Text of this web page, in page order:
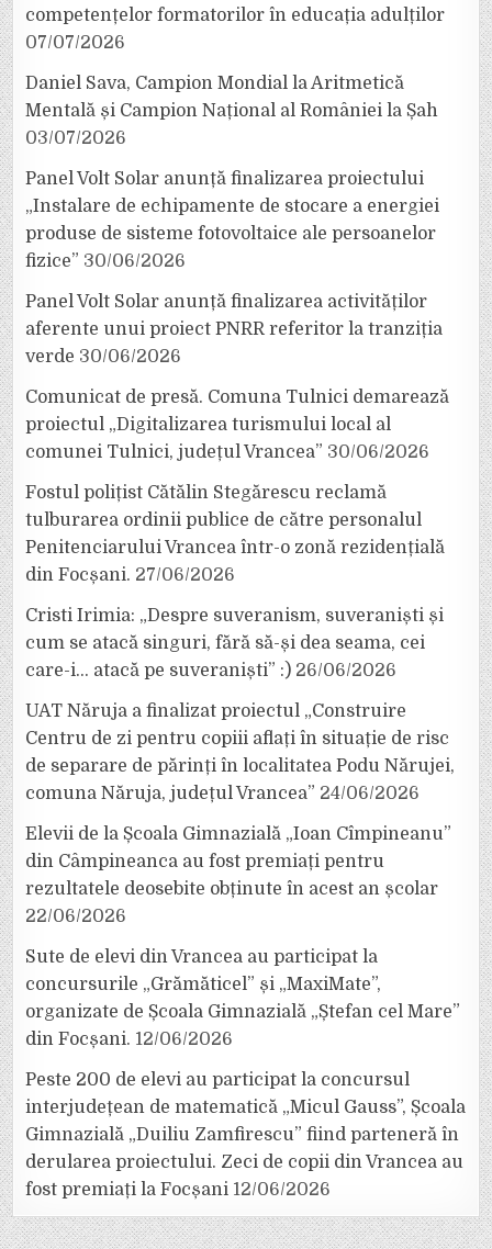
competențelor formatorilor în educația adulților
07/07/2026
Daniel Sava, Campion Mondial la Aritmetică
Mentală și Campion Național al României la Șah
03/07/2026
Panel Volt Solar anunță finalizarea proiectului
„Instalare de echipamente de stocare a energiei
produse de sisteme fotovoltaice ale persoanelor
fizice” 30/06/2026
Panel Volt Solar anunță finalizarea activităților
aferente unui proiect PNRR referitor la tranziția
verde 30/06/2026
Comunicat de presă. Comuna Tulnici demarează
proiectul „Digitalizarea turismului local al
comunei Tulnici, județul Vrancea” 30/06/2026
Fostul polițist Cătălin Stegărescu reclamă
tulburarea ordinii publice de către personalul
Penitenciarului Vrancea într-o zonă rezidențială
din Focșani. 27/06/2026
Cristi Irimia: „Despre suveranism, suveraniști și
cum se atacă singuri, fără să-și dea seama, cei
care-i… atacă pe suveraniști” :) 26/06/2026
UAT Năruja a finalizat proiectul „Construire
Centru de zi pentru copiii aflați în situație de risc
de separare de părinți în localitatea Podu Nărujei,
comuna Năruja, județul Vrancea” 24/06/2026
Elevii de la Școala Gimnazială „Ioan Cîmpineanu”
din Câmpineanca au fost premiați pentru
rezultatele deosebite obținute în acest an școlar
22/06/2026
Sute de elevi din Vrancea au participat la
concursurile „Grămăticel” și „MaxiMate”,
organizate de Școala Gimnazială „Ștefan cel Mare”
din Focșani. 12/06/2026
Peste 200 de elevi au participat la concursul
interjudețean de matematică „Micul Gauss”, Școala
Gimnazială „Duiliu Zamfirescu” fiind parteneră în
derularea proiectului. Zeci de copii din Vrancea au
fost premiați la Focșani 12/06/2026